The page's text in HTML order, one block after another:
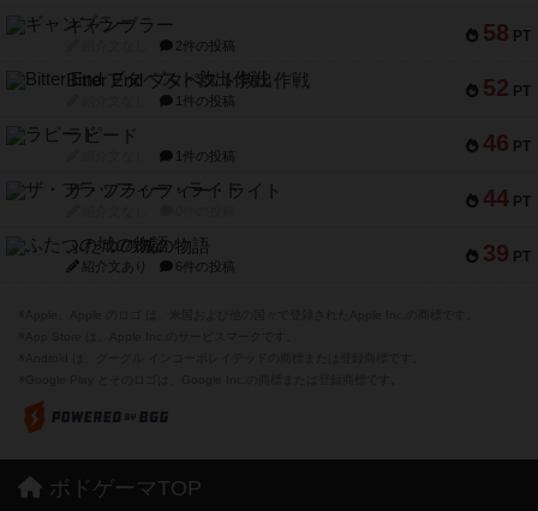
58 PT
ギャンブラー
2件の投稿
52 PT
Bitter End ブタペスト救出作戦
1件の投稿
46 PT
ラピード
1件の投稿
44 PT
ザ・フラッフィー・ライト
39 PT
ふたつの城の物語
紹介文あり 6件の投稿
ボドゲーマTOP